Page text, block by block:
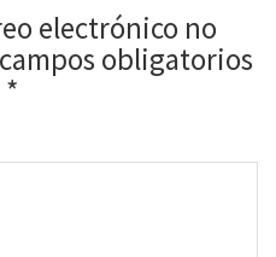
electrónico no
obligatorios
*